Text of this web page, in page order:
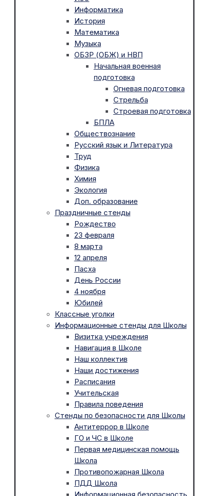
Информатика
История
Математика
Музыка
ОБЗР (ОБЖ) и НВП
Начальная военная
подготовка
Огневая подготовка
Стрельба
Строевая подготовка
БПЛА
Обществознание
Русский язык и Литература
Труд
Физика
Химия
Экология
Доп. образование
Праздничные стенды
Рождество
23 февраля
8 марта
12 апреля
Пасха
День России
4 ноября
Юбилей
Классные уголки
Информационные стенды для Школы
Визитка учреждения
Навигация в Школе
Наш коллектив
Наши достижения
Расписания
Учительская
Правила поведения
Стенды по безопасности для Школы
Антитеррор в Школе
ГО и ЧС в Школе
Первая медицинская помощь
Школа
Противопожарная Школа
ПДД Школа